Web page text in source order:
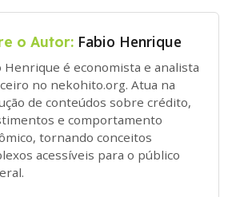
o Autor: Fabio Henrique
Henrique é economista e analista
no nekohito.org. Atua na
de conteúdos sobre crédito,
e comportamento
tornando conceitos
acessíveis para o público